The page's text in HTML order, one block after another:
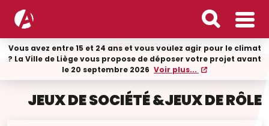
Vous avez entre 15 et 24 ans et vous voulez agir pour le climat
? La Ville de Liège vous propose de déposer votre projet avant
le 20 septembre 2026 Voir plus...
JEUX DE SOCIÉTÉ &JEUX DE RÔLE